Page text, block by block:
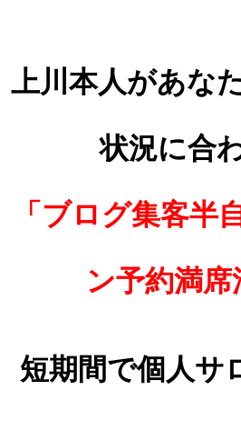
上川本人があな
状況に合
「ブログ集客半
ン予約満席
短期間で個人サ